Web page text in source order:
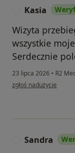
Kasia
Wizyta
wszystkie
Serdecznie
23 lipca 2026 • R2
w opinii użytkownika
zgłoś nadużycie
Sandra